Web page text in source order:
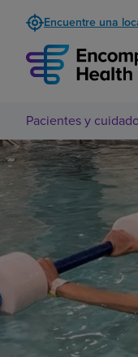
Encuentre una
Pacientes y